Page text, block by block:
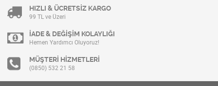
HIZLI & ÜCRETSİZ KARGO
99 TL ve Üzeri
İADE & DEĞİŞİM KOLAYLIĞI
Hemen Yardımcı Oluyoruz!
MÜŞTERİ HİZMETLERİ
(0850) 532 21 58